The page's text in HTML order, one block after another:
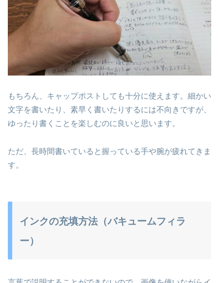
もちろん、キャップポストしても十分に使えます。細かい
文字を書いたり、素早く書いたりするには不向きですが、
ゆったり書くことを楽しむのに良いと思います。
ただ、長時間書いていると握っている手や腕が疲れてきま
す。
インクの充填方法（バキュームフィラ
ー）